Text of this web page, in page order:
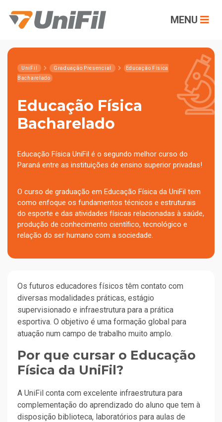
MENU
UniFil Graduação Presencial
Educação Física
Bacharelado
Educação Física
Bacharelado
Educação Física UniFil é o segundo melhor curso do
Paraná entre as instituições de ensino superior privadas!
O curso de graduação em Educação Física da UniFil tem
como enfoque os fundamentos técnicos e estruturais
do esporte e das atividades físicas relacionadas à saúde,
produção de conhecimento científico, tecnológico e
relação do ser humano com a sociedade.
Os futuros educadores físicos têm contato com
diversas modalidades práticas, estágio
supervisionado e infraestrutura para a prática
esportiva. O objetivo é uma formação global para
atuação num campo de trabalho muito amplo.
Por que cursar o Educação
Física da UniFil?
A UniFil conta com excelente infraestrutura para
complementação do aprendizado do aluno que tem à
disposição biblioteca, laboratórios para aulas de